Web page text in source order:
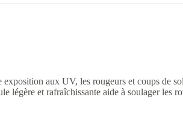
exposition aux UV, les rougeurs et coups de
légère et rafraîchissante aide à soulager les